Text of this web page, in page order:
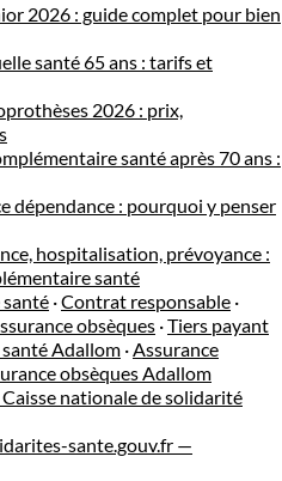
2026 : guide complet pour bien
santé 65 ans : tarifs et
2026 : prix,
santé après 70 ans :
dépendance : pourquoi y penser
hospitalisation, prévoyance :
santé
·Contrat responsable ·
obsèques ·Tiers payant
Adallom ·Assurance
obsèques Adallom
nationale de solidarité
sante.gouv.fr —